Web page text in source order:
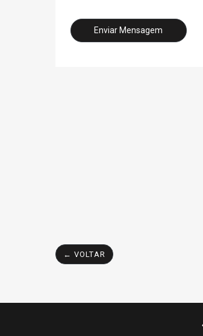
Enviar Mensagem
← VOLTAR